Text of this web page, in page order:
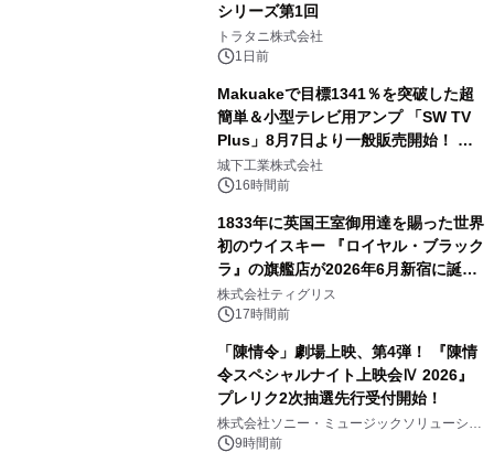
シリーズ第1回
トラタニ株式会社
1日前
Makuakeで目標1341％を突破した超
簡単＆小型テレビ用アンプ 「SW TV
Plus」8月7日より一般販売開始！ ケ
ーブル1本つなぐだけ、テレビの音が
ぐっと豊かに
城下工業株式会社
16時間前
1833年に英国王室御用達を賜った世界
初のウイスキー 『ロイヤル・ブラック
ラ』の旗艦店が2026年6月新宿に誕
生 バカルディ ジャパンと連携した
没入型バー「BAR Arca」
株式会社ティグリス
17時間前
「陳情令」劇場上映、第4弾！ 『陳情
令スペシャルナイト上映会Ⅳ 2026』
プレリク2次抽選先行受付開始！
株式会社ソニー・ミュージックソリューショ
ンズ9時間前